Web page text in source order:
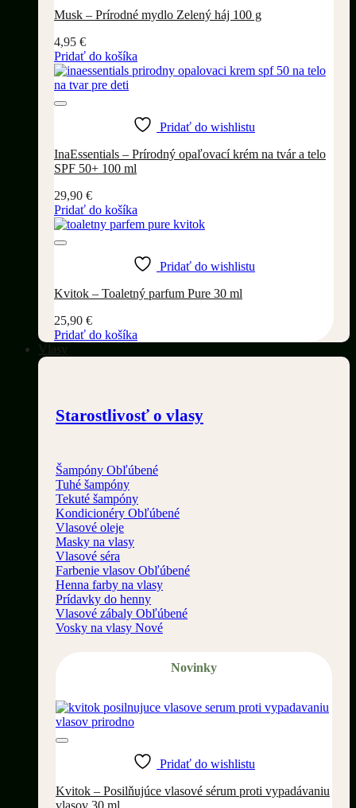
Musk – Prírodné mydlo Zelený háj 100 g
4,95 €
Pridať do košíka
Pridať do wishlistu
InaEssentials – Prírodný opaľovací krém na tvár a telo
SPF 50+ 100 ml
29,90 €
Pridať do košíka
Pridať do wishlistu
Kvitok – Toaletný parfum Pure 30 ml
25,90 €
Pridať do košíka
Vlasy
Starostlivosť o vlasy
Šampóny
Tuhé šampóny
Tekuté šampóny
Kondicionéry
Vlasové oleje
Masky na vlasy
Vlasové séra
Farbenie vlasov
Henna farby na vlasy
Prídavky do henny
Vlasové zábaly
Vosky na vlasy
Novinky
Pridať do wishlistu
Kvitok – Posilňujúce vlasové sérum proti vypadávaniu